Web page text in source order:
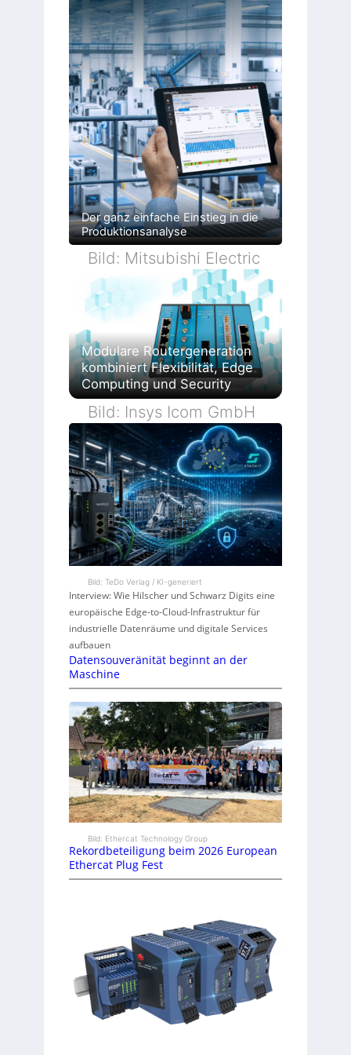
Der ganz einfache Einstieg in die
Produktionsanalyse
Bild: Mitsubishi Electric
Modulare Routergeneration
kombiniert Flexibilität, Edge
Computing und Security
Bild: Insys Icom GmbH
Bild: TeDo Verlag / KI-generiert
Interview: Wie Hilscher und Schwarz Digits eine
europäische Edge-to-Cloud-Infrastruktur für
industrielle Datenräume und digitale Services
aufbauen
Datensouveränität beginnt an der
Maschine
Bild: Ethercat Technology Group
Rekordbeteiligung beim 2026 European
Ethercat Plug Fest